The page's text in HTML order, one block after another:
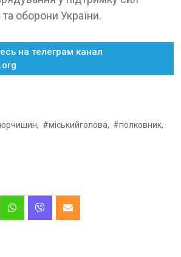
оборони України.
на телеграм канал
#міськийголова, #полковник,